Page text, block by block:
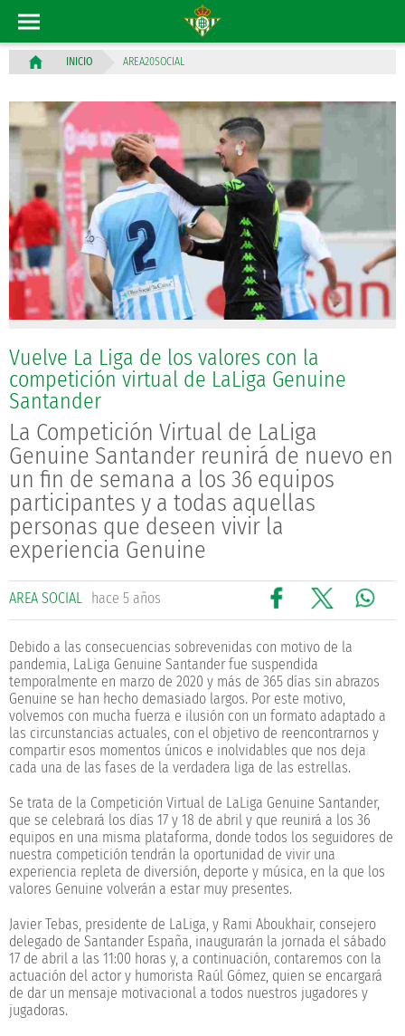
INICIO AREA20SOCIAL
Vuelve La Liga de los valores con la
competición virtual de LaLiga Genuine
Santander
La Competición Virtual de LaLiga
Genuine Santander reunirá de nuevo en
un fin de semana a los 36 equipos
participantes y a todas aquellas
personas que deseen vivir la
experiencia Genuine
AREA SOCIAL hace 5 años
Debido a las consecuencias sobrevenidas con motivo de la
pandemia, LaLiga Genuine Santander fue suspendida
temporalmente en marzo de 2020 y más de 365 días sin abrazos
Genuine se han hecho demasiado largos. Por este motivo,
volvemos con mucha fuerza e ilusión con un formato adaptado a
las circunstancias actuales, con el objetivo de reencontrarnos y
compartir esos momentos únicos e inolvidables que nos deja
cada una de las fases de la verdadera liga de las estrellas.
Se trata de la Competición Virtual de LaLiga Genuine Santander,
que se celebrará los días 17 y 18 de abril y que reunirá a los 36
equipos en una misma plataforma, donde todos los seguidores de
nuestra competición tendrán la oportunidad de vivir una
experiencia repleta de diversión, deporte y música, en la que los
valores Genuine volverán a estar muy presentes.
Javier Tebas, presidente de LaLiga, y Rami Aboukhair, consejero
delegado de Santander España, inaugurarán la jornada el sábado
17 de abril a las 11:00 horas y, a continuación, contaremos con la
actuación del actor y humorista Raúl Gómez, quien se encargará
de dar un mensaje motivacional a todos nuestros jugadores y
jugadoras.